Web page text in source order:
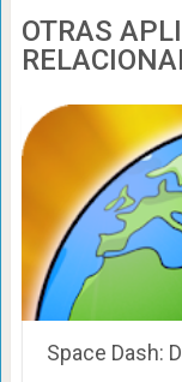
OTRAS
Space Dash: